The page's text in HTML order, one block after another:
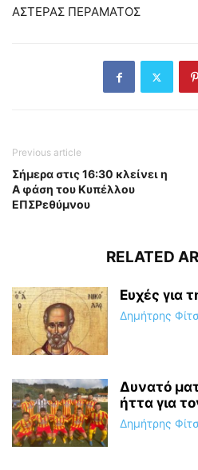
ΑΣΤΕΡΑΣ ΠΕΡΑΜΑΤΟΣ
Previous article
Σήμερα στις 16:30 κλείνει η
Α φάση του Κυπέλλου
ΕΠΣΡεθύμνου
RELATED
Ευχές για
Δημήτρης
Δυνατό
ήττα για
Δημήτρης